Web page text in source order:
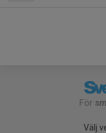
För
Välj